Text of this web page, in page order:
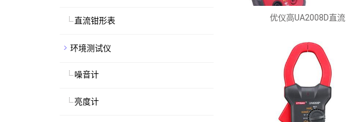
优仪高UA2008D直流
直流钳形表
环境测试仪
噪音计
亮度计